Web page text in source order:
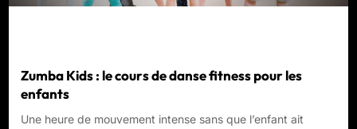
Zumba Kids : le cours de danse fitness pour les
enfants
Une heure de mouvement intense sans que l’enfant ait